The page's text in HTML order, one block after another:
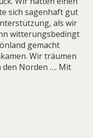
sich sagenhaft gut
als wir
witterungsbedingt
gemacht
Wir träumen
den Norden …. Mit